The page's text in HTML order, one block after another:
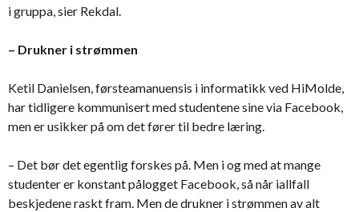
i gruppa, sier Rekdal.
– Drukner i strømmen
Ketil Danielsen, førsteamanuensis i informatikk ved HiMolde,
har tidligere kommunisert med studentene sine via Facebook,
men er usikker på om det fører til bedre læring.
– Det bør det egentlig forskes på. Men i og med at mange
studenter er konstant pålogget Facebook, så når iallfall
beskjedene raskt fram. Men de drukner i strømmen av alt